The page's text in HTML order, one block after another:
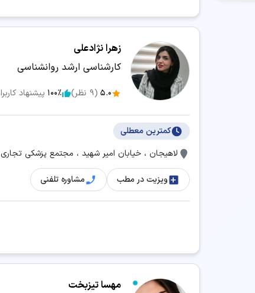
زهرا نژادعلی
کارشناسی ارشد روانشناسی
5.0
(
9 نظر) 100٪ پیشنهاد
کمترین معطلی
لاهیجان ، خیابان امیر شهید ، مجتمع پزشکی
ویزیت در مطب مشاوره تلفنی
مهسا تیزبخت